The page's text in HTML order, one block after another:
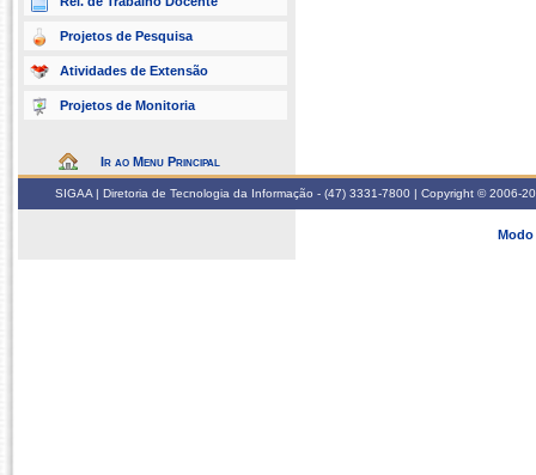
Projetos de Pesquisa
Atividades de Extensão
Projetos de Monitoria
Ir ao Menu Principal
SIGAA | Diretoria de Tecnologia da Informação - (47) 3331-7800 | Copyright © 2006-
Modo